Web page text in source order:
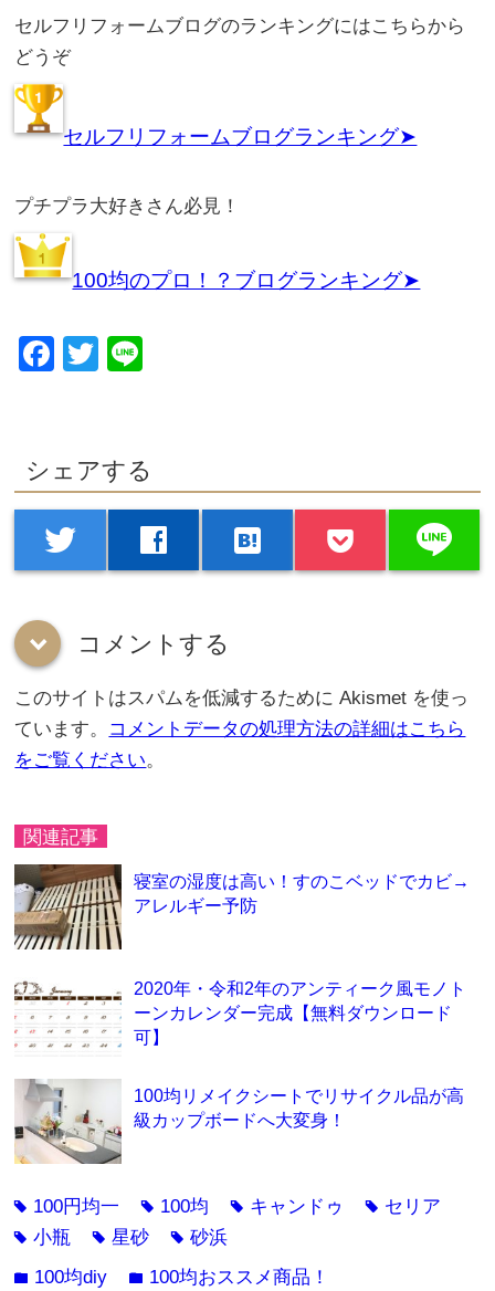
セルフリフォームブログのランキングにはこちらから
どうぞ
セルフリフォームブログランキング➤
プチプラ大好きさん必見！
100均のプロ！？ブログランキング➤
Facebook
Twitter
シェアする
twitter facebook hatenabookmark line
down コメントする
このサイトはスパムを低減するために Akismet を使っ
ています。 コメントデータの処理方法の詳細はこちら
をご覧ください。
関連記事
寝室の湿度は高い！すのこベッドでカビ→
アレルギー予防
2020年・令和2年のアンティーク風モノト
ーンカレンダー完成【無料ダウンロード
可】
100均リメイクシートでリサイクル品が高
級カップボードへ大変身！
tag 100円均一 tag 100均 tag キャンドゥ tag セリア
tag小瓶 tag星砂 tag砂浜
folder 100均diy folder 100均おススメ商品！